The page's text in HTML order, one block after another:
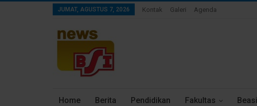
JUMAT, AGUSTUS 7, 2026 Kontak Galeri Agenda
Home Berita Pendidikan Fakultas